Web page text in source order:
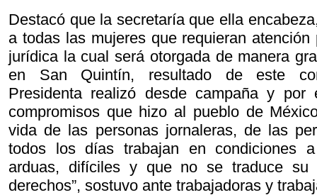
Destacó que la secretaría que ella
a todas las mujeres que requieran
jurídica la cual será otorgada de manera
en San Quintín, resultado de este
Presidenta realizó desde campaña y
compromisos que hizo al pueblo de
vida de las personas jornaleras, de las
todos los días trabajan en condiciones
arduas, difíciles y que no se traduce
derechos”, sostuvo ante trabajadoras y